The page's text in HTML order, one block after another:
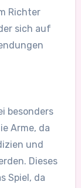
Richter
sich auf
besonders
Arme, da
und
Dieses
Spiel, da